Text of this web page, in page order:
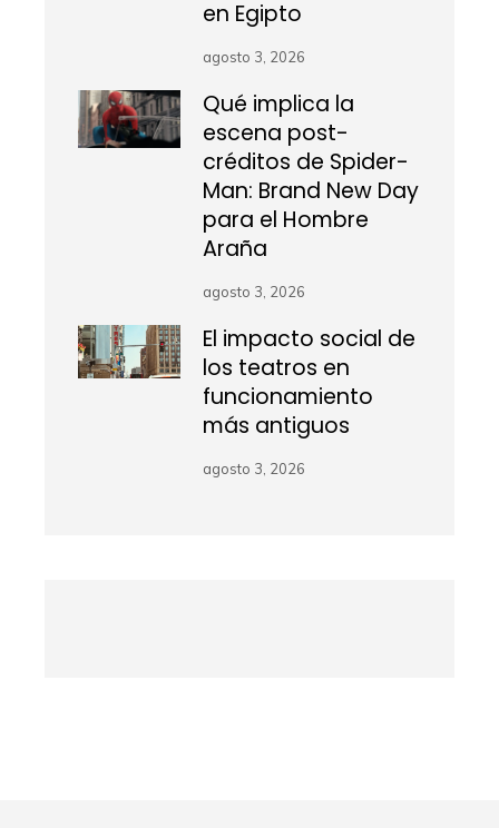
en Egipto
agosto 3, 2026
Qué implica la
escena post-
créditos de Spider-
Man: Brand New Day
para el Hombre
Araña
agosto 3, 2026
El impacto social de
los teatros en
funcionamiento
más antiguos
agosto 3, 2026